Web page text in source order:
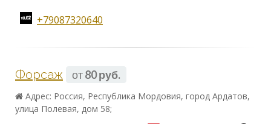
+79087320640
Форсаж от80 руб.
Адрес: Россия, Республика Мордовия, город Ардатов,
улица Полевая, дом 58;